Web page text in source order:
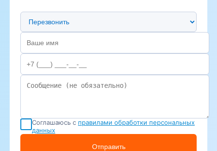
Предпочтительный способ связи
Соглашаюсь с правилами обработки персональных
данных
Отправить